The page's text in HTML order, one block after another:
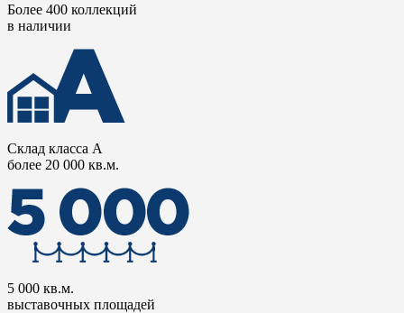
Более 400 коллекций
в наличии
Склад класса А
более 20 000 кв.м.
5 000 кв.м.
выставочных площадей